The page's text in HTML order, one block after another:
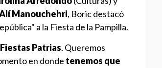
Manouchehri, Boric destacó
a la Fiesta de la Pampilla.
Patrias. Queremos
en donde tenemos que